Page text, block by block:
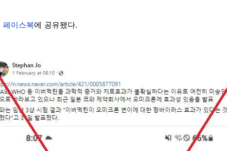
페이스북에 공유됐다.